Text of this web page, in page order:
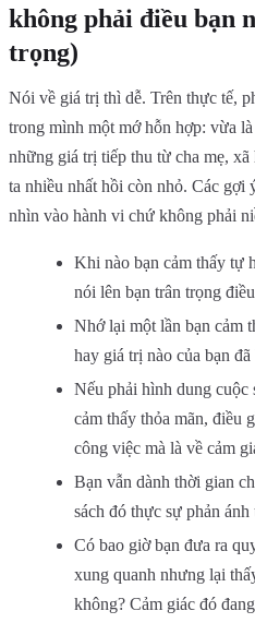
không phải điều bạn
trọng)
Nói về giá trị thì dễ. Trên thực tế,
trong mình một mớ hỗn hợp: vừa
những giá trị tiếp thu từ cha mẹ,
ta nhiều nhất hồi còn nhỏ. Các gợi
nhìn vào hành vi chứ không phải
Khi nào bạn cảm thấy tự
nói lên bạn trân trọng
Nhớ lại một lần bạn cảm
hay giá trị nào của bạn
Nếu phải hình dung cuộc
cảm thấy thỏa mãn, điều
công việc mà là về cảm
Bạn vẫn dành thời gian
sách đó thực sự phản
Có bao giờ bạn đưa ra
xung quanh nhưng lại
không? Cảm giác đó